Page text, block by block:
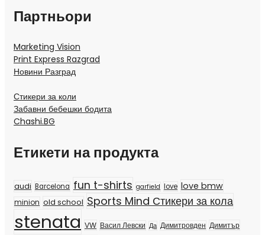
Партньори
Marketing Vision
Print Express Razgrad
Новини Разград
Стикери за коли
Забавни бебешки бодита
Chashi.BG
Етикети на продукта
audi Barcelona fun t-shirts garfield love love bmw
minion old school Sports Mind Стикери за кола
stenata VW Васил Левски Да Димитровден Димитър